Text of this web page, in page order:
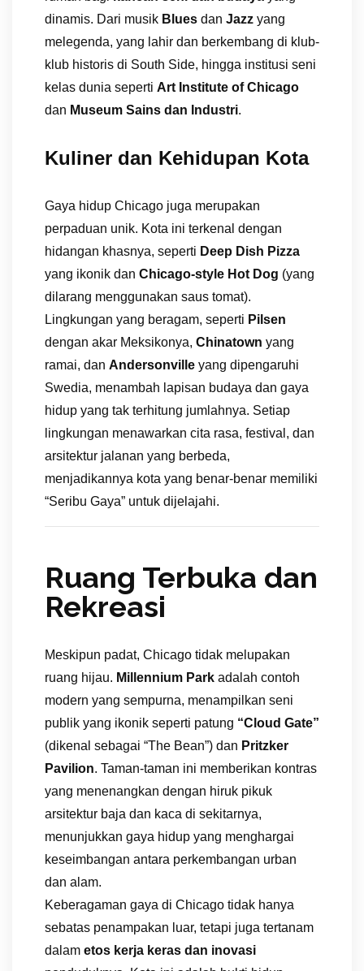
dinamis. Dari musik Blues dan Jazz yang
melegenda, yang lahir dan berkembang di klub-
klub historis di South Side, hingga institusi seni
kelas dunia seperti Art Institute of Chicago
dan Museum Sains dan Industri.
Kuliner dan Kehidupan Kota
Gaya hidup Chicago juga merupakan
perpaduan unik. Kota ini terkenal dengan
hidangan khasnya, seperti Deep Dish Pizza
yang ikonik dan Chicago-style Hot Dog (yang
dilarang menggunakan saus tomat).
Lingkungan yang beragam, seperti Pilsen
dengan akar Meksikonya, Chinatown yang
ramai, dan Andersonville yang dipengaruhi
Swedia, menambah lapisan budaya dan gaya
hidup yang tak terhitung jumlahnya. Setiap
lingkungan menawarkan cita rasa, festival, dan
arsitektur jalanan yang berbeda,
menjadikannya kota yang benar-benar memiliki
“Seribu Gaya” untuk dijelajahi.
Ruang Terbuka dan
Rekreasi
Meskipun padat, Chicago tidak melupakan
ruang hijau. Millennium Park adalah contoh
modern yang sempurna, menampilkan seni
publik yang ikonik seperti patung “Cloud Gate”
(dikenal sebagai “The Bean”) dan Pritzker
Pavilion. Taman-taman ini memberikan kontras
yang menenangkan dengan hiruk pikuk
arsitektur baja dan kaca di sekitarnya,
menunjukkan gaya hidup yang menghargai
keseimbangan antara perkembangan urban
dan alam.
Keberagaman gaya di Chicago tidak hanya
sebatas penampakan luar, tetapi juga tertanam
dalam etos kerja keras dan inovasi